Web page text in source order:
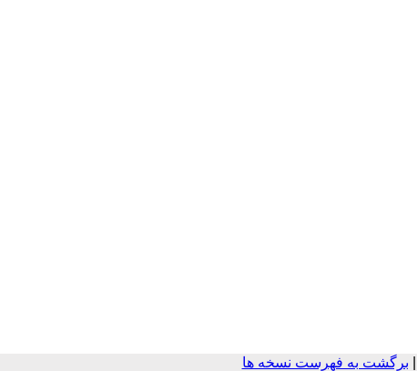
برگشت به فهرست نسخه ها